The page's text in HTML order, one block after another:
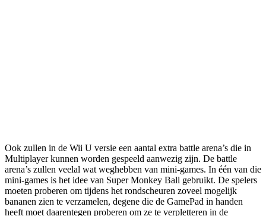
Ook zullen in de Wii U versie een aantal extra battle arena’s die in
Multiplayer kunnen worden gespeeld aanwezig zijn. De battle
arena’s zullen veelal wat weghebben van mini-games. In één van die
mini-games is het idee van Super Monkey Ball gebruikt. De spelers
moeten proberen om tijdens het rondscheuren zoveel mogelijk
bananen zien te verzamelen, degene die de GamePad in handen
heeft moet daarentegen proberen om ze te verpletteren in de